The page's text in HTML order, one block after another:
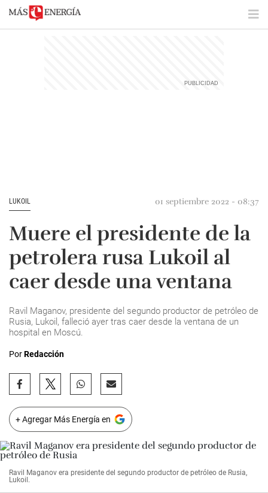
LUKOIL 01 septiembre 2022 - 08:37
Muere el presidente de la
petrolera rusa Lukoil al
caer desde una ventana
Ravil Maganov, presidente del segundo productor de petróleo de
Rusia, Lukoil, falleció ayer tras caer desde la ventana de un
hospital en Moscú.
PorRedacción
+ Agregar Más Energía en
Ravil Maganov era presidente del segundo productor de petróleo de Rusia,
Lukoil.